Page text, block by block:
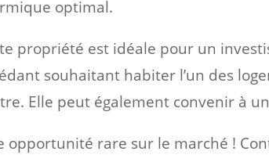
optimal.
propriété est idéale pour un
souhaitant habiter l’un des
Elle peut également convenir à
opportunité rare sur le marché !